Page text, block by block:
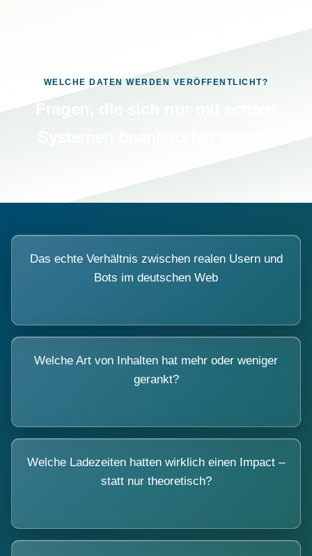
WELCHE DATEN WERDEN VERÖFFENTLICHT?
Das echte Verhältnis zwischen realen Usern und
Bots im deutschen Web
Welche Art von Inhalten hat mehr oder weniger
gerankt?
Welche Ladezeiten hatten wirklich einen Impact –
statt nur theoretisch?